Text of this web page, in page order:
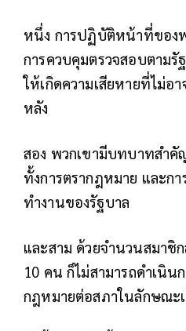
หนึ่ง การปฏิบัติหน้าที่ของพ
การควบคุมตรวจสอบตาม
ให้เกิดความเสียหายที่ไม่อ
หลัง
สอง พวกเขามีบทบาทสำคั
ทั้งการตรากฎหมาย และก
ทำงานของรัฐบาล
และสาม ด้วยจำนวนสมาชิ
10 คน ก็ไม่สามารถดำเนิน
กฎหมายต่อสภาในลักษณะ